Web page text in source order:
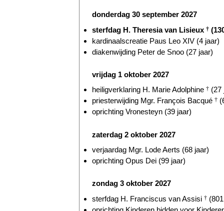
donderdag 30 september 2027
sterfdag H. Theresia van Lisieux †
kardinaalscreatie Paus Leo XIV (4 jaar)
diakenwijding Peter de Snoo (27 jaar)
vrijdag 1 oktober 2027
heiligverklaring H. Marie Adolphine † (27
priesterwijding Mgr. François Bacqué †
oprichting Vronesteyn (39 jaar)
zaterdag 2 oktober 2027
verjaardag Mgr. Lode Aerts (68 jaar)
oprichting Opus Dei (99 jaar)
zondag 3 oktober 2027
sterfdag H. Franciscus van Assisi †